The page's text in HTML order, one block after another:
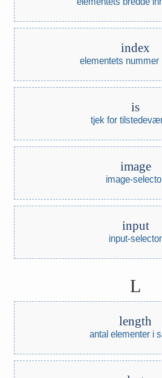
index
elementets
is
tjek for
image
image-
input
input-selector
L
length
antal elementer i